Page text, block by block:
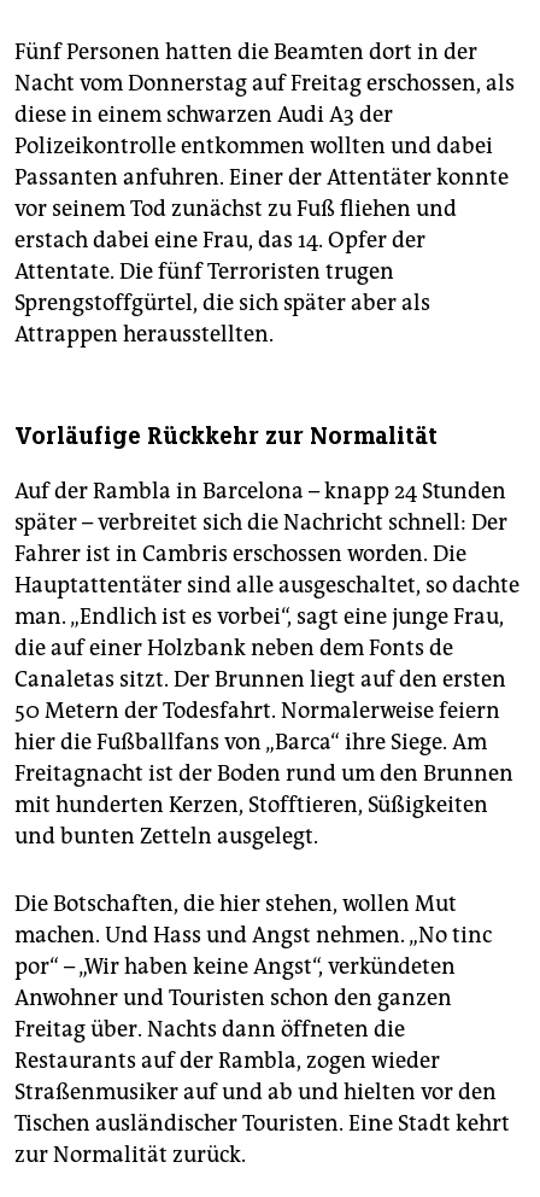
Fünf Personen hatten die Beamten dort in der
Nacht vom Donnerstag auf Freitag erschossen, als
diese in einem schwarzen Audi A3 der
Polizeikontrolle entkommen wollten und dabei
Passanten anfuhren. Einer der Attentäter konnte
vor seinem Tod zunächst zu Fuß fliehen und
erstach dabei eine Frau, das 14. Opfer der
Attentate. Die fünf Terroristen trugen
Sprengstoffgürtel, die sich später aber als
Attrappen herausstellten.
Vorläufige Rückkehr zur Normalität
Auf der Rambla in Barcelona – knapp 24 Stunden
später – verbreitet sich die Nachricht schnell: Der
Fahrer ist in Cambris erschossen worden. Die
Hauptattentäter sind alle ausgeschaltet, so dachte
man. „Endlich ist es vorbei“, sagt eine junge Frau,
die auf einer Holzbank neben dem Fonts de
Canaletas sitzt. Der Brunnen liegt auf den ersten
50 Metern der Todesfahrt. Normalerweise feiern
hier die Fußballfans von „Barca“ ihre Siege. Am
Freitagnacht ist der Boden rund um den Brunnen
mit hunderten Kerzen, Stofftieren, Süßigkeiten
und bunten Zetteln ausgelegt.
Die Botschaften, die hier stehen, wollen Mut
machen. Und Hass und Angst nehmen. „No tinc
por“ – „Wir haben keine Angst“, verkündeten
Anwohner und Touristen schon den ganzen
Freitag über. Nachts dann öffneten die
Restaurants auf der Rambla, zogen wieder
Straßenmusiker auf und ab und hielten vor den
Tischen ausländischer Touristen. Eine Stadt kehrt
zur Normalität zurück.